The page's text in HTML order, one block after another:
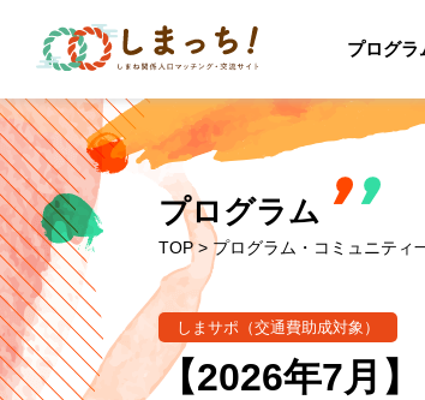
プログラ
プログラム
TOP> プログラム・コミュニティ
しまサポ（交通費助成対象）
【2026年7月